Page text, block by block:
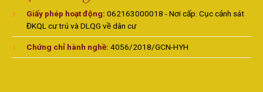
Giấy phép hoạt động: 062163000018 - Nơi cấp: Cục cảnh sát
ĐKQL cư trú và DLQG về dân cư
Chứng chỉ hành nghề: 4056/2018/GCN-HYH